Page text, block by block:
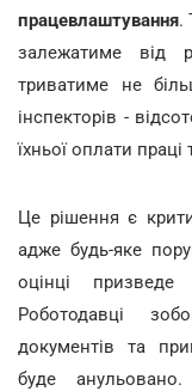
працевлаштування.
залежатиме від
триватиме не
інспекторів -
їхньої оплати
Це рішення є
адже будь-яке
оцінці
Роботодавці
документів та
буде анульовано.